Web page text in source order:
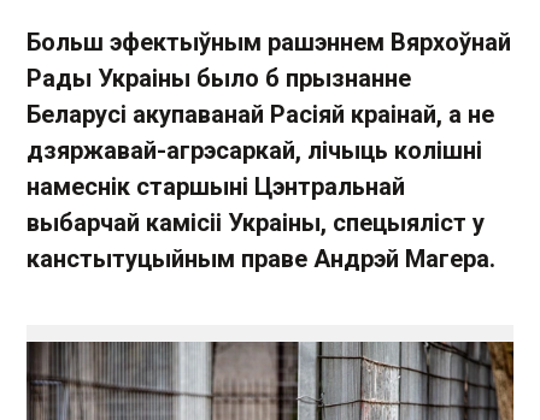
Больш эфектыўным рашэннем Вярхоўнай
Рады Украіны было б прызнанне
Беларусі акупаванай Расіяй краінай, а не
дзяржавай-агрэсаркай, лічыць колішні
намеснік старшыні Цэнтральнай
выбарчай камісіі Украіны, спецыяліст у
канстытуцыйным праве Андрэй Магера.